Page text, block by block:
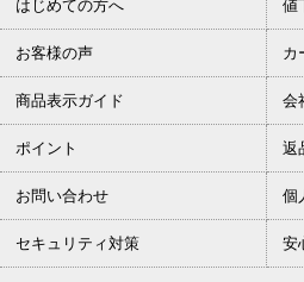
はじめての方へ 値
お客様の声 カ
商品表示ガイド 会
ポイント 返
お問い合わせ 個
セキュリティ対策 安